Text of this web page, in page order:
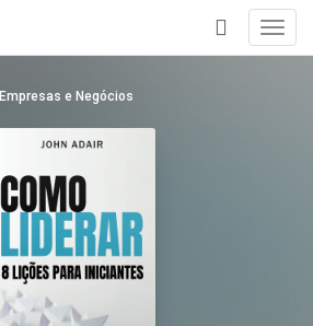
Empresas e Negócios